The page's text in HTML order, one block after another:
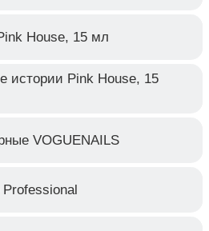
House, 15 мл
истории Pink House, 15
VOGUENAILS